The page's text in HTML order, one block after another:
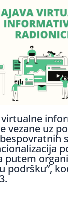
virtualne
vezane uz
putem
podršku”,